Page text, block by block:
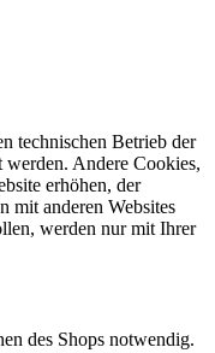
technischen Betrieb der
werden. Andere Cookies,
erhöhen, der
mit anderen Websites
werden nur mit Ihrer
des Shops notwendig.